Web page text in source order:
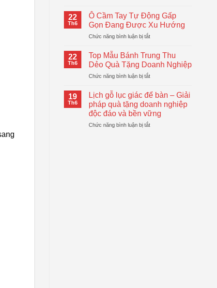
Doanh
Nghiệp
Hiện
Đại,
Thực
Tay
Lò
Xo
In
–
Giải
Quà
Doanh
Nghiệp
Hiệu
Quả
22
Th6
Ô Cầm Tay Tự Động Gấp
Gọn Đang Được Xu Hướng
Chức năng bình luận bị tắtở
Tay
Tự
Động
Gọn
Đang
Được
Xu
Hướng
22
Th6
Top Mẫu Bánh Trung Thu
Dẻo Quà Tặng Doanh Nghiệp
Chức năng bình luận bị tắtở
Mẫu
Bánh
Trung
Thu
Dẻo
19
Th6
Lịch gỗ lục giác để bàn – Giải
pháp quà tặng doanh nghiệp
độc đáo và bền vững
Chức năng bình luận bị tắtở